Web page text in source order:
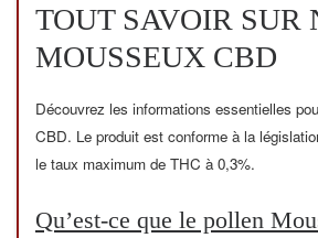
TOUT SAVOIR SUR
MOUSSEUX CBD
Découvrez les informations essentielles
CBD. Le produit est conforme à la
le taux maximum de THC à 0,3%.
Qu’est-ce que le pollen